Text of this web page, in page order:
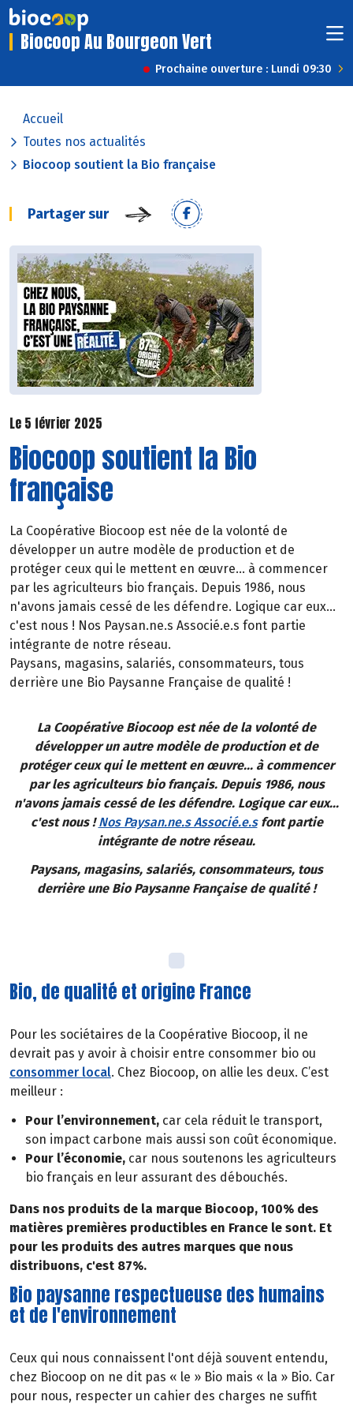
Biocoop Au Bourgeon Vert
Prochaine ouverture : Lundi 09:30
Accueil
Toutes nos actualités
Biocoop soutient la Bio française
Partager sur
Le 5 février 2025
Biocoop soutient la Bio
française
La Coopérative Biocoop est née de la volonté de
développer un autre modèle de production et de
protéger ceux qui le mettent en œuvre... à commencer
par les agriculteurs bio français. Depuis 1986, nous
n'avons jamais cessé de les défendre. Logique car eux...
c'est nous ! Nos Paysan.ne.s Associé.e.s font partie
intégrante de notre réseau.
Paysans, magasins, salariés, consommateurs, tous
derrière une Bio Paysanne Française de qualité !
La Coopérative Biocoop est née de la volonté de
développer un autre modèle de production et de
protéger ceux qui le mettent en œuvre... à commencer
par les agriculteurs bio français. Depuis 1986, nous
n'avons jamais cessé de les défendre. Logique car eux...
c'est nous !Nos Paysan.ne.s Associé.e.sfont partie
intégrante de notre réseau.
Paysans, magasins, salariés, consommateurs, tous
derrière une Bio Paysanne Française de qualité !
Bio, de qualité et origine France
Pour les sociétaires de la Coopérative Biocoop, il ne
devrait pas y avoir à choisir entre consommer bio ou
consommer local. Chez Biocoop, on allie les deux. C’est
meilleur :
Pour l’environnement, car cela réduit le transport,
son impact carbone mais aussi son coût économique.
Pour l’économie, car nous soutenons les agriculteurs
bio français en leur assurant des débouchés.
Dans nos produits de la marque Biocoop, 100% des
matières premières productibles en France le sont. Et
pour les produits des autres marques que nous
distribuons, c'est 87%.
Bio paysanne respectueuse des humains
et de l'environnement
Ceux qui nous connaissent l'ont déjà souvent entendu,
chez Biocoop on ne dit pas « le » Bio mais « la » Bio. Car
pour nous, respecter un cahier des charges ne suffit